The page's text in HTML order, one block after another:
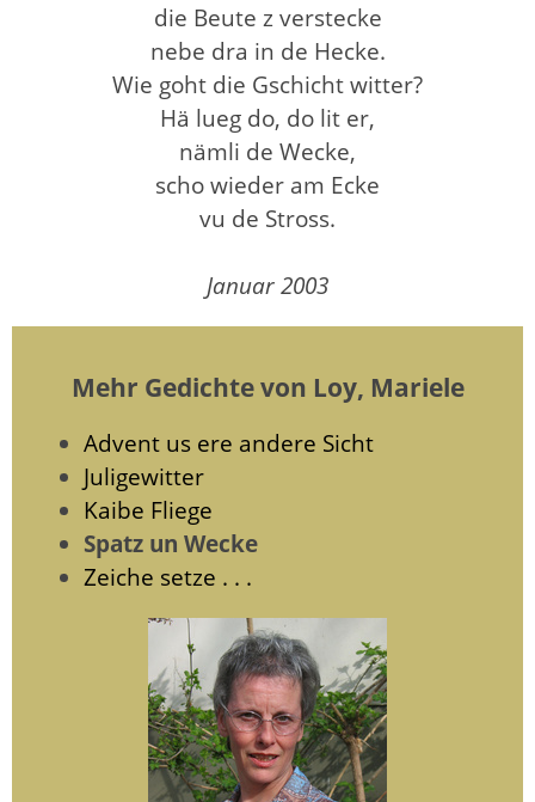
die Beute z verstecke
nebe dra in de Hecke.
Wie goht die Gschicht witter?
Hä lueg do, do lit er,
nämli de Wecke,
scho wieder am Ecke
vu de Stross.
Januar 2003
Mehr Gedichte von Loy, Mariele
Advent us ere andere Sicht
Juligewitter
Kaibe Fliege
Spatz un Wecke
Zeiche setze . . .